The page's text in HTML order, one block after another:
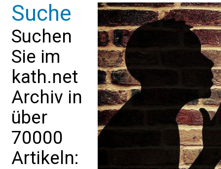
Suche
Suchen
Sie im
kath.net
Archiv in
über
70000
Artikeln: